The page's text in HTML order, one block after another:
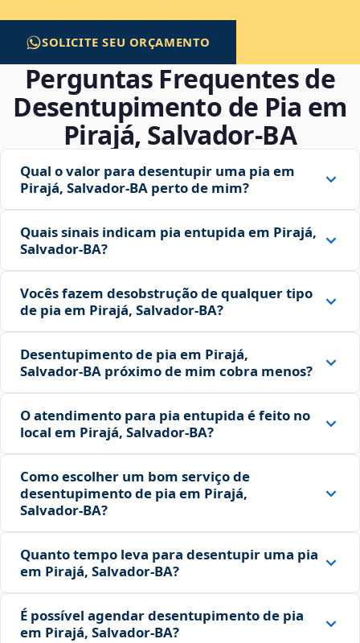
SOLICITE SEU ORÇAMENTO
Perguntas Frequentes de
Desentupimento de Pia em
Pirajá, Salvador‑BA
Qual o valor para desentupir uma pia em
Pirajá, Salvador‑BA perto de mim?
Quais sinais indicam pia entupida em Pirajá,
Salvador‑BA?
Vocês fazem desobstrução de qualquer tipo
de pia em Pirajá, Salvador‑BA?
Desentupimento de pia em Pirajá,
Salvador‑BA próximo de mim cobra menos?
O atendimento para pia entupida é feito no
local em Pirajá, Salvador‑BA?
Como escolher um bom serviço de
desentupimento de pia em Pirajá,
Salvador‑BA?
Quanto tempo leva para desentupir uma pia
em Pirajá, Salvador‑BA?
É possível agendar desentupimento de pia
em Pirajá, Salvador‑BA?